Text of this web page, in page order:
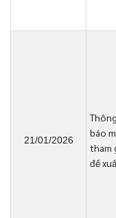
21/01/2026
Thông
báo
tham
đề